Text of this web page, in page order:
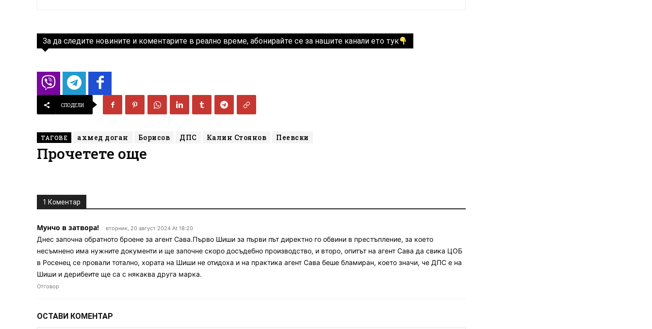
За да следите новините и коментарите в реално време, абонирайте се за нашите канали ето тук
СПОДЕЛИ
ТАГОВЕ ахмед доган Борисов ДПС Калин Стоянов Пеевски
Прочетете още
1 Коментар
Мунчо в затвора! вторник, 20 август 2024 At 18:20
Днес започна обратното броене за агент Сава.Първо Шиши за първи път директно го обвини в престъпление, за което
несъмнено има нужните документи и ще започне скоро досъдебно производство, и второ, опитът на агент Сава да свика ЦОБ
в Росенец се провали тотално, хората на Шиши не отидоха и на практика агент Сава беше бламиран, което значи, че ДПС е на
Шиши и дерибеите ще са с някаква друга марка.
Отговор
ОСТАВИ КОМЕНТАР